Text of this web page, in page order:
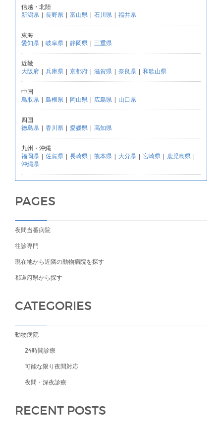
信越・北陸
新潟県 | 長野県 | 富山県 | 石川県 | 福井県
東海
愛知県 | 岐阜県 | 静岡県 | 三重県
近畿
大阪府 | 兵庫県 | 京都府 | 滋賀県 | 奈良県 | 和歌山県
中国
鳥取県 | 島根県 | 岡山県 | 広島県 | 山口県
四国
徳島県 | 香川県 | 愛媛県 | 高知県
九州・沖縄
福岡県 | 佐賀県 | 長崎県 | 熊本県 | 大分県 | 宮崎県 | 鹿児島県 |
沖縄県
PAGES
夜間当番病院
往診専門
現在地から近隣の動物病院を探す
都道府県から探す
CATEGORIES
動物病院
24時間診療
可能な限り夜間対応
夜間・深夜診療
RECENT POSTS